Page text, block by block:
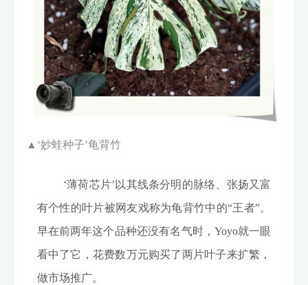
▲‘妙蛙种子’龟背竹
‘薄荷芯片’以其线条分明的脉络、张扬又富
有个性的叶片被网友戏称为龟背竹中的“王者”。
早在前两年这个品种还没有名气时，Yoyo就一眼
看中了它，花费数万元购买了两片叶子来扩繁，
做市场推广。